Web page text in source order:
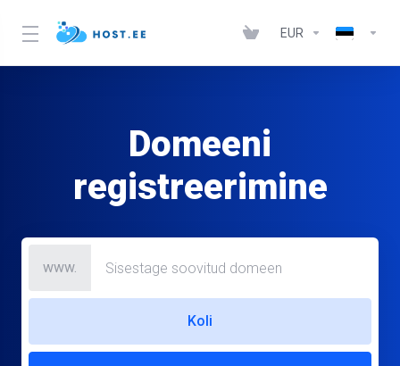
EUR
Domeeni
registreerimine
www.
Koli